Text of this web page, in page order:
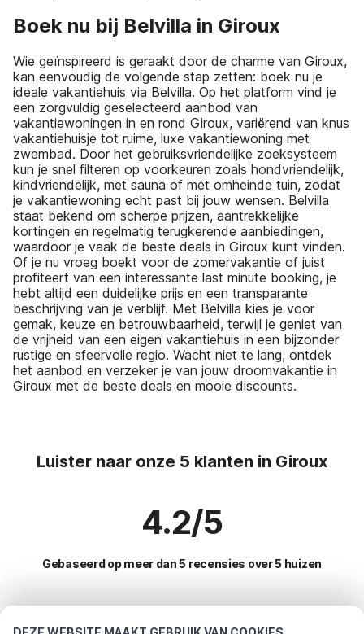
Boek nu bij Belvilla in Giroux
Wie geïnspireerd is geraakt door de charme van Giroux,
kan eenvoudig de volgende stap zetten: boek nu je
ideale vakantiehuis via Belvilla. Op het platform vind je
een zorgvuldig geselecteerd aanbod van
vakantiewoningen in en rond Giroux, variërend van knus
vakantiehuisje tot ruime, luxe vakantiewoning met
zwembad. Door het gebruiksvriendelijke zoeksysteem
kun je snel filteren op voorkeuren zoals hondvriendelijk,
kindvriendelijk, met sauna of met omheinde tuin, zodat
je vakantiewoning echt past bij jouw wensen. Belvilla
staat bekend om scherpe prijzen, aantrekkelijke
kortingen en regelmatig terugkerende aanbiedingen,
waardoor je vaak de beste deals in Giroux kunt vinden.
Of je nu vroeg boekt voor de zomervakantie of juist
profiteert van een interessante last minute booking, je
hebt altijd een duidelijke prijs en een transparante
beschrijving van je verblijf. Met Belvilla kies je voor
gemak, keuze en betrouwbaarheid, terwijl je geniet van
de vrijheid van een eigen vakantiehuis in een bijzonder
rustige en sfeervolle regio. Wacht niet te lang, ontdek
het aanbod en verzeker je van jouw droomvakantie in
Giroux met de beste deals en mooie discounts.
Luister naar onze 5 klanten in Giroux
4.2/5
Gebaseerd op meer dan 5 recensies over 5 huizen
Meest populaire bestemmingen voor